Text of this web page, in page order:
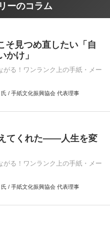
ーのコラム
そ見つめ直したい「自
かけ」
がる！ワンランク上の手紙・メー
/ 手紙文化振興協会 代表理事
てくれた――人生を変
がる！ワンランク上の手紙・メー
/ 手紙文化振興協会 代表理事